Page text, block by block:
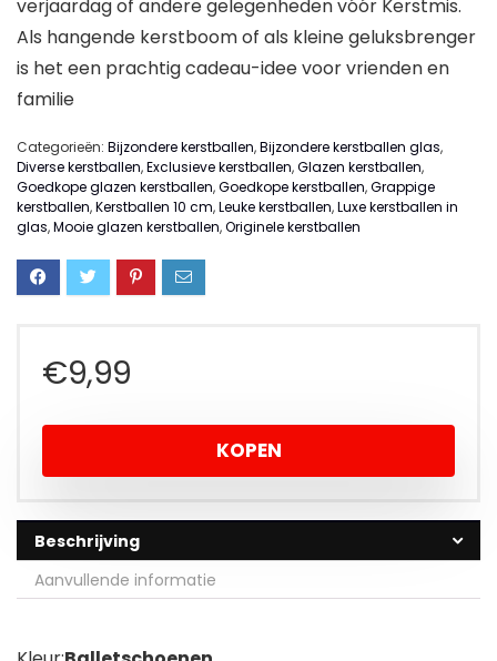
verjaardag of andere gelegenheden vóór Kerstmis.
Als hangende kerstboom of als kleine geluksbrenger
is het een prachtig cadeau-idee voor vrienden en
familie
Categorieën: Bijzondere kerstballen,Bijzondere kerstballen glas,
Diverse kerstballen,Exclusieve kerstballen,Glazen kerstballen,
Goedkope glazen kerstballen,Goedkope kerstballen,Grappige
kerstballen,Kerstballen 10 cm,Leuke kerstballen,Luxe kerstballen in
glas,Mooie glazen kerstballen,Originele kerstballen
€9,99
KOPEN
Beschrijving
Aanvullende informatie